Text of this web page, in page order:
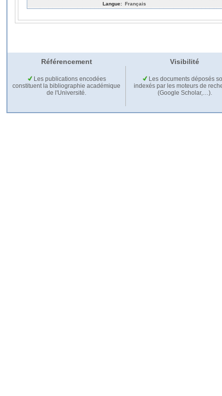
Langue: Français
Référencement Visibilité
Les publications encodées
constituent la bibliographie académique
de l'Université.
Les documents déposés
indexés par les moteurs de
(Google Scholar,…).